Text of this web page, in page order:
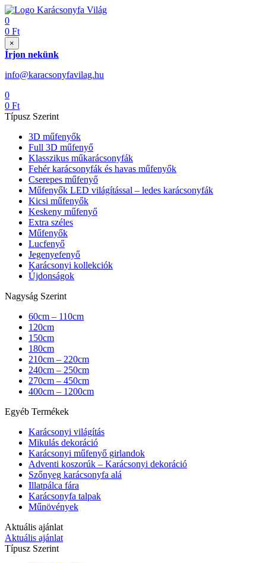
0
0 Ft
×
Írjon nekünk
info@karacsonyfavilag.hu
0
0 Ft
Típusz Szerint
3D műfenyők
Full 3D műfenyő
Klasszikus műkarácsonyfák
Fehér karácsonyfák és havas műfenyők
Cserepes műfenyő
Műfenyők LED világítással – ledes karácsonyfák
Kicsi műfenyők
Keskeny műfenyő
Extra széles
Műfenyők
Lucfenyő
Jegenyefenyő
Karácsonyi kollekciók
Újdonságok
Nagyság Szerint
60cm – 110cm
120cm
150cm
180cm
210cm – 220cm
240cm – 250cm
270cm – 450cm
400cm – 1200cm
Egyéb Termékek
Karácsonyi világítás
Mikulás dekoráció
Karácsonyi műfenyő girlandok
Adventi koszorúk – Karácsonyi dekoráció
Szőnyeg karácsonyfa alá
Illatpálca fára
Karácsonyfa talpak
Műnövények
Aktuális ajánlat
Aktuális ajánlat
Típusz Szerint